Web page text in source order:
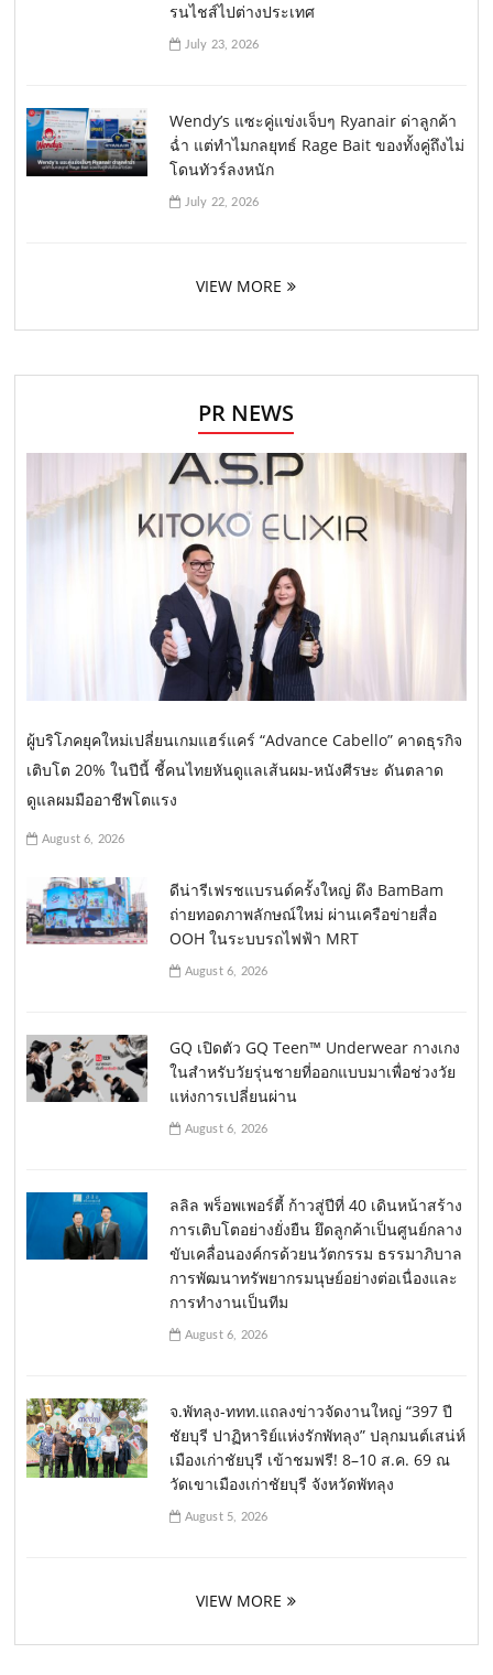
รนไชส์ไปต่างประเทศ
July 23, 2026
Wendy’s แซะคู่แข่งเจ็บๆ Ryanair ด่าลูกค้า
ฉ่ำ แต่ทำไมกลยุทธ์ Rage Bait ของทั้งคู่ถึงไม่
โดนทัวร์ลงหนัก
July 22, 2026
VIEW MORE
PR NEWS
ผู้บริโภคยุคใหม่เปลี่ยนเกมแฮร์แคร์ “Advance Cabello” คาดธุรกิจ
เติบโต 20% ในปีนี้ ชี้คนไทยหันดูแลเส้นผม-หนังศีรษะ ดันตลาด
ดูแลผมมืออาชีพโตแรง
August 6, 2026
ดีน่ารีเฟรชแบรนด์ครั้งใหญ่ ดึง BamBam
ถ่ายทอดภาพลักษณ์ใหม่ ผ่านเครือข่ายสื่อ
OOH ในระบบรถไฟฟ้า MRT
August 6, 2026
GQ เปิดตัว GQ Teen™ Underwear กางเกง
ในสำหรับวัยรุ่นชายที่ออกแบบมาเพื่อช่วงวัย
แห่งการเปลี่ยนผ่าน
August 6, 2026
ลลิล พร็อพเพอร์ตี้ ก้าวสู่ปีที่ 40 เดินหน้าสร้าง
การเติบโตอย่างยั่งยืน ยึดลูกค้าเป็นศูนย์กลาง
ขับเคลื่อนองค์กรด้วยนวัตกรรม ธรรมาภิบาล
การพัฒนาทรัพยากรมนุษย์อย่างต่อเนื่องและ
การทำงานเป็นทีม
August 6, 2026
จ.พัทลุง-ททท.แถลงข่าวจัดงานใหญ่ “397 ปี
ชัยบุรี ปาฏิหาริย์แห่งรักพัทลุง” ปลุกมนต์เสน่ห์
เมืองเก่าชัยบุรี เข้าชมฟรี! 8–10 ส.ค. 69 ณ
วัดเขาเมืองเก่าชัยบุรี จังหวัดพัทลุง
August 5, 2026
VIEW MORE